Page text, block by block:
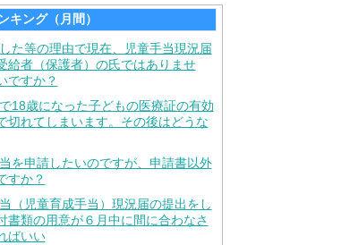
キング（月間）
た等の理由で現在、児童手当現況届
給者（保護者）の氏ではありませ
ですか？
18歳になった子どもの医療証の有効
切れてしまいます。その後はどうな
を申請したいのですが、申請書以外
すか？
（児童育成手当）現況届の提出をし
書類の用意が６月中に間に合わなさ
ばいい